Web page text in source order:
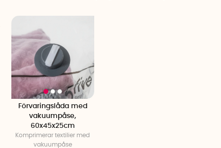
Förvaringslåda med
vakuumpåse,
60x45x25cm
Komprimerar textilier med
vakuumpåse